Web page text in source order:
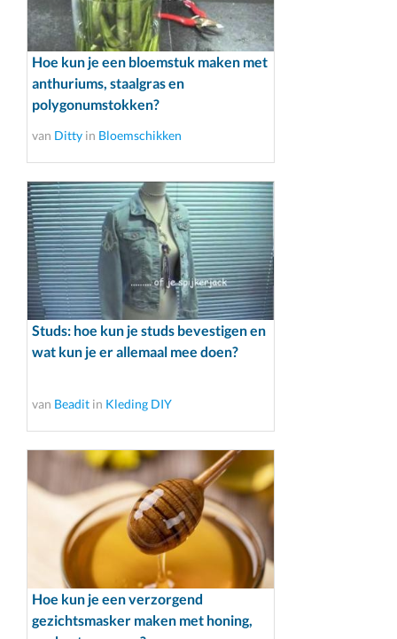
Hoe kun je een bloemstuk maken met
anthuriums, staalgras en
polygonumstokken?
van Ditty in Bloemschikken
Studs: hoe kun je studs bevestigen en
wat kun je er allemaal mee doen?
van Beadit in Kleding DIY
Hoe kun je een verzorgend
gezichtsmasker maken met honing,